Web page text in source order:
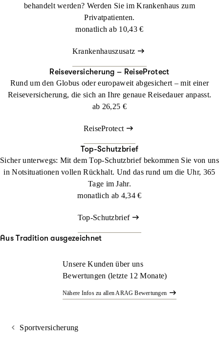
behandelt werden? Werden Sie im Krankenhaus zum
Privatpatienten.
monatlich ab 10,43 €
Krankenhauszusatz
Reiseversicherung – ReiseProtect
Rund um den Globus oder europaweit abgesichert – mit einer
Reiseversicherung, die sich an Ihre genaue Reisedauer anpasst.
ab 26,25 €
ReiseProtect
Top-Schutzbrief
Sicher unterwegs: Mit dem Top-Schutzbrief bekommen Sie von uns
in Notsituationen vollen Rückhalt. Und das rund um die Uhr, 365
Tage im Jahr.
monatlich ab 4,34 €
Top-Schutzbrief
Aus Tradition ausgezeichnet
Unsere Kunden über uns
Bewertungen (letzte 12 Monate)
Nähere Infos zu allen ARAG Bewertungen
Sportversicherung